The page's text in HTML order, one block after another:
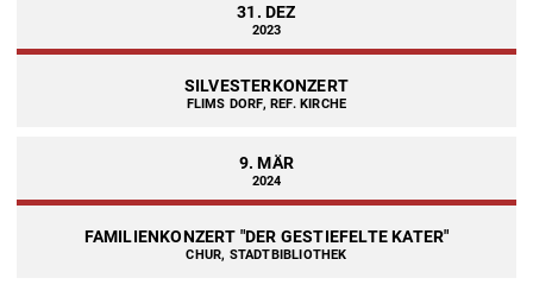
31. DEZ
2023
SILVESTERKONZERT
FLIMS DORF, REF. KIRCHE
9. MÄR
2024
FAMILIENKONZERT "DER GESTIEFELTE KATER"
CHUR, STADTBIBLIOTHEK